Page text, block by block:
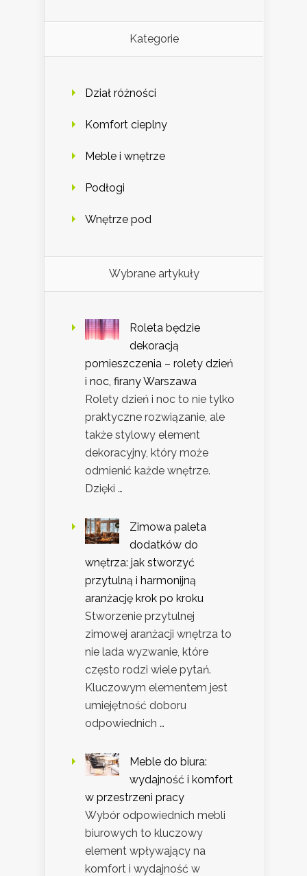
Kategorie
Dział różności
Komfort cieplny
Meble i wnętrze
Podłogi
Wnętrze pod
Wybrane artykuły
Roleta będzie
dekoracją
pomieszczenia – rolety dzień
i noc, firany Warszawa
Rolety dzień i noc to nie tylko
praktyczne rozwiązanie, ale
także stylowy element
dekoracyjny, który może
odmienić każde wnętrze.
Dzięki …
Zimowa paleta
dodatków do
wnętrza: jak stworzyć
przytulną i harmonijną
aranżację krok po kroku
Stworzenie przytulnej
zimowej aranżacji wnętrza to
nie lada wyzwanie, które
często rodzi wiele pytań.
Kluczowym elementem jest
umiejętność doboru
odpowiednich …
Meble do biura:
wydajność i komfort
w przestrzeni pracy
Wybór odpowiednich mebli
biurowych to kluczowy
element wpływający na
komfort i wydajność w